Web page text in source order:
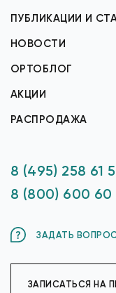
ПУБЛИКАЦИИ И
НОВОСТИ
ОРТОБЛОГ
АКЦИИ
РАСПРОДАЖА
8 (495) 258 61
8 (800) 600 60
ЗАДАТЬ
ЗАПИСАТЬСЯ НА